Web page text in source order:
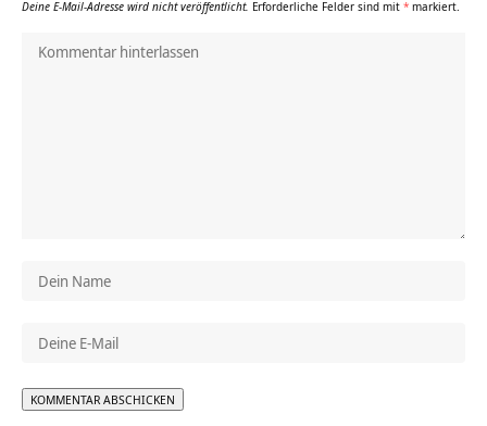
Deine E-Mail-Adresse wird nicht veröffentlicht. Erforderliche Felder sind mit * markiert.